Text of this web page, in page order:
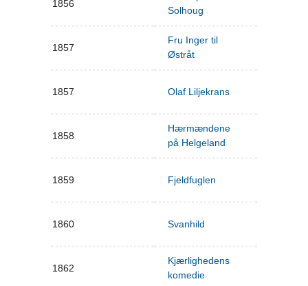
1856
Solhoug
1857
Fru Inger til
Østråt
1857 Olaf Liljekrans
1858
Hærmændene
på Helgeland
1859 Fjeldfuglen
1860 Svanhild
1862
Kjærlighedens
komedie